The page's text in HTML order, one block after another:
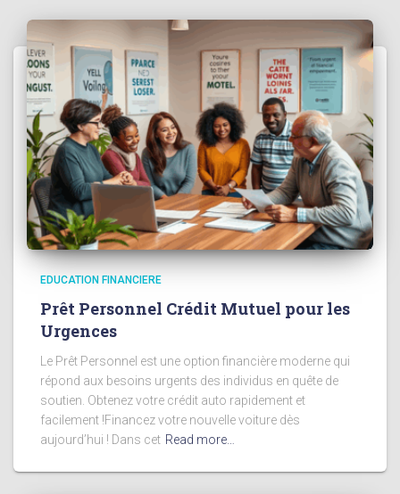
EDUCATION FINANCIERE
Prêt Personnel Crédit Mutuel pour les
Urgences
Le Prêt Personnel est une option financière moderne qui
répond aux besoins urgents des individus en quête de
soutien. Obtenez votre crédit auto rapidement et
facilement !Financez votre nouvelle voiture dès
aujourd’hui ! Dans cet Read more…